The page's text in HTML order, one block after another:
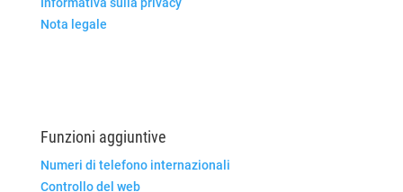
Informativa sulla privacy
Nota legale
Funzioni aggiuntive
Numeri di telefono internazionali
Controllo del web